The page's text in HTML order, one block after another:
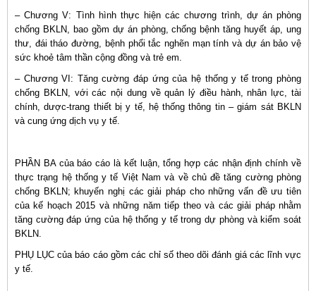
– Chương V: Tình hình thực hiện các chương trình, dự án phòng
chống BKLN, bao gồm dự án phòng, chống bệnh tăng huyết áp, ung
thư, đái tháo đường, bệnh phổi tắc nghẽn mạn tính và dự án bảo vệ
sức khoẻ tâm thần cộng đồng và trẻ em.
– Chương VI: Tăng cường đáp ứng của hệ thống y tế trong phòng
chống BKLN, với các nội dung về quản lý điều hành, nhân lực, tài
chính, dược-trang thiết bị y tế, hệ thống thông tin – giám sát BKLN
và cung ứng dịch vụ y tế.
PHẦN BA của báo cáo là kết luận, tổng hợp các nhận định chính về
thực trạng hệ thống y tế Việt Nam và về chủ đề tăng cường phòng
chống BKLN; khuyến nghị các giải pháp cho những vấn đề ưu tiên
của kế hoạch 2015 và những năm tiếp theo và các giải pháp nhằm
tăng cường đáp ứng của hệ thống y tế trong dự phòng và kiểm soát
BKLN.
PHỤ LỤC của báo cáo gồm các chỉ số theo dõi đánh giá các lĩnh vực
y tế.